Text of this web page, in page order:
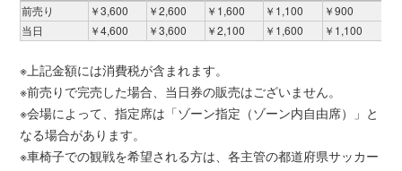
前売り ￥3,600 ￥2,600 ￥1,600 ￥1,100
￥900
当日
￥4,600 ￥3,600 ￥2,100 ￥1,600 ￥1,100
※上記金額には消費税が含まれます。
※前売りで完売した場合、当日券の販売はございません。
※会場によって、指定席は「ゾーン指定（ゾーン内自由席）」と
なる場合があります。
※車椅子での観戦を希望される方は、各主管の都道府県サッカー